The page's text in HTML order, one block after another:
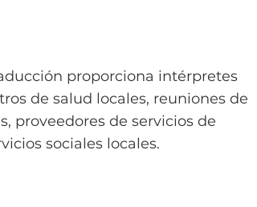
proporciona intérpretes
de salud locales, reuniones de
proveedores de servicios de
sociales locales.